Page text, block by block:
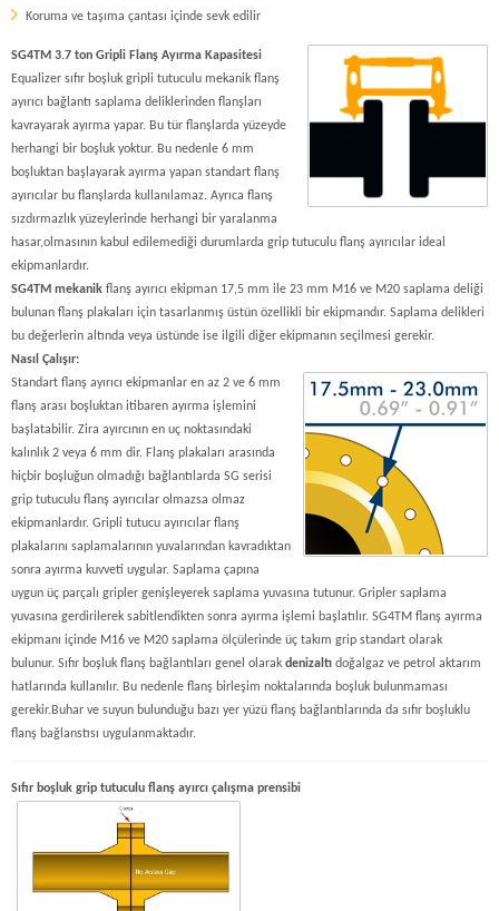
Koruma ve taşıma çantası içinde sevk edilir
SG4TM 3.7 ton Gripli Flanş Ayırma Kapasitesi
Equalizer sıfır boşluk gripli tutuculu mekanik flanş
ayırıcı bağlantı saplama deliklerinden flanşları
kavrayarak ayırma yapar. Bu tür flanşlarda yüzeyde
herhangi bir boşluk yoktur. Bu nedenle 6 mm
boşluktan başlayarak ayırma yapan standart flanş
ayırıcılar bu flanşlarda kullanılamaz. Ayrıca flanş
sızdırmazlık yüzeylerinde herhangi bir yaralanma
hasar,olmasının kabul edilemediği durumlarda grip tutuculu flanş ayırıcılar ideal
ekipmanlardır.
SG4TM mekanik flanş ayırıcı ekipman 17,5 mm ile 23 mm M16 ve M20 saplama deliği
bulunan flanş plakaları için tasarlanmış üstün özellikli bir ekipmandır. Saplama delikleri
bu değerlerin altında veya üstünde ise ilgili diğer ekipmanın seçilmesi gerekir.
Nasıl Çalışır:
Standart flanş ayırıcı ekipmanlar en az 2 ve 6 mm
flanş arası boşluktan itibaren ayırma işlemini
başlatabilir. Zira ayırcının en uç noktasındaki
kalınlık 2 veya 6 mm dir. Flanş plakaları arasında
hiçbir boşluğun olmadığı bağlantılarda SG serisi
grip tutuculu flanş ayırıcılar olmazsa olmaz
ekipmanlardır. Gripli tutucu ayırıcılar flanş
plakalarını saplamalarının yuvalarından kavradıktan
sonra ayırma kuvveti uygular. Saplama çapına
uygun üç parçalı gripler genişleyerek saplama yuvasına tutunur. Gripler saplama
yuvasına gerdirilerek sabitlendikten sonra ayırma işlemi başlatılır. SG4TM flanş ayırma
ekipmanı içinde M16 ve M20 saplama ölçülerinde üç takım grip standart olarak
bulunur. Sıfır boşluk flanş bağlantıları genel olarak denizaltı doğalgaz ve petrol aktarım
hatlarında kullanılır. Bu nedenle flanş birleşim noktalarında boşluk bulunmaması
gerekir.Buhar ve suyun bulunduğu bazı yer yüzü flanş bağlantılarında da sıfır boşluklu
flanş bağlanstısı uygulanmaktadır.
Sıfır boşluk grip tutuculu flanş ayırcı çalışma prensibi